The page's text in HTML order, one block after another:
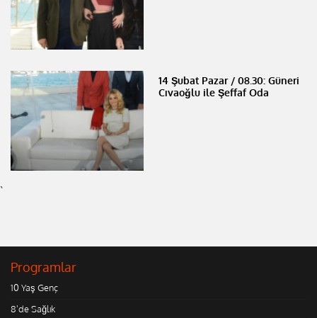
14 Şubat Pazar / 08.30: Güneri
Cıvaoğlu ile Şeffaf Oda
`
Programlar
10 Yaş Genç
8'de Sağlık